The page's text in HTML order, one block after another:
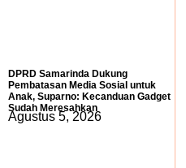
DPRD Samarinda Dukung
Pembatasan Media Sosial untuk
Anak, Suparno: Kecanduan Gadget
Sudah Meresahkan
Agustus 5, 2026